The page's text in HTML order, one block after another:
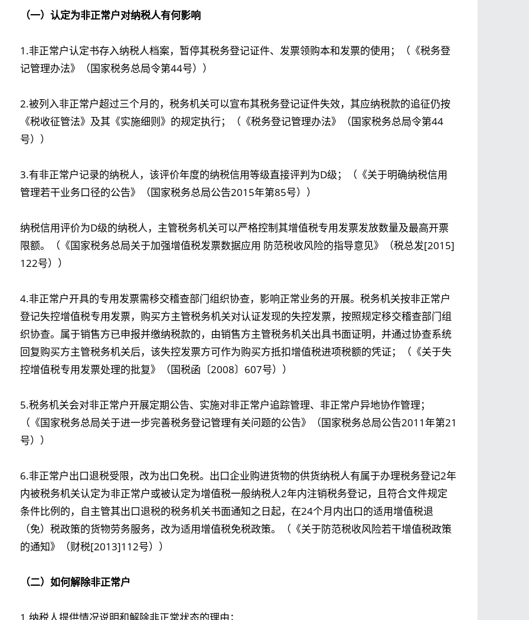
（一）认定为非正常户对纳税人有何影响
1.非正常户认定书存入纳税人档案，暂停其税务登记证件、发票领购本和发票的使用；（《税务登
记管理办法》（国家税务总局令第44号））
2.被列入非正常户超过三个月的，税务机关可以宣布其税务登记证件失效，其应纳税款的追征仍按
《税收征管法》及其《实施细则》的规定执行；（《税务登记管理办法》（国家税务总局令第44
号））
3.有非正常户记录的纳税人，该评价年度的纳税信用等级直接评判为D级；（《关于明确纳税信用
管理若干业务口径的公告》（国家税务总局公告2015年第85号））
纳税信用评价为D级的纳税人，主管税务机关可以严格控制其增值税专用发票发放数量及最高开票
限额。（《国家税务总局关于加强增值税发票数据应用 防范税收风险的指导意见》（税总发[2015]
122号））
4.非正常户开具的专用发票需移交稽查部门组织协查，影响正常业务的开展。税务机关按非正常户
登记失控增值税专用发票，购买方主管税务机关对认证发现的失控发票，按照规定移交稽查部门组
织协查。属于销售方已申报并缴纳税款的，由销售方主管税务机关出具书面证明，并通过协查系统
回复购买方主管税务机关后，该失控发票方可作为购买方抵扣增值税进项税额的凭证；（《关于失
控增值税专用发票处理的批复》（国税函〔2008〕607号））
5.税务机关会对非正常户开展定期公告、实施对非正常户追踪管理、非正常户异地协作管理；
（《国家税务总局关于进一步完善税务登记管理有关问题的公告》（国家税务总局公告2011年第21
号））
6.非正常户出口退税受限，改为出口免税。出口企业购进货物的供货纳税人有属于办理税务登记2年
内被税务机关认定为非正常户或被认定为增值税一般纳税人2年内注销税务登记，且符合文件规定
条件比例的，自主管其出口退税的税务机关书面通知之日起，在24个月内出口的适用增值税退
（免）税政策的货物劳务服务，改为适用增值税免税政策。（《关于防范税收风险若干增值税政策
的通知》（财税[2013]112号））
（二）如何解除非正常户